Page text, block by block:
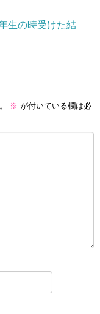
生の時受けた結
※ が付いている欄は必